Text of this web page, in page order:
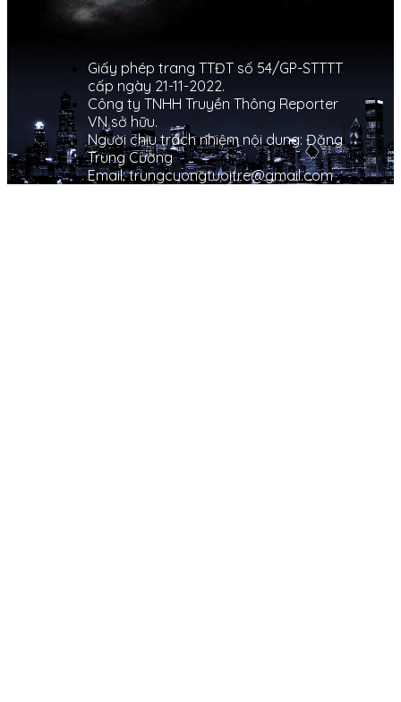
Giấy phép trang TTĐT số 54/GP-STTTT
cấp ngày 21-11-2022.
Công ty TNHH Truyền Thông Reporter
VN sở hữu.
Người chịu trách nhiệm nội dung: Đặng
Trung Cường
Email: trungcuongtuoitre@gmail.com